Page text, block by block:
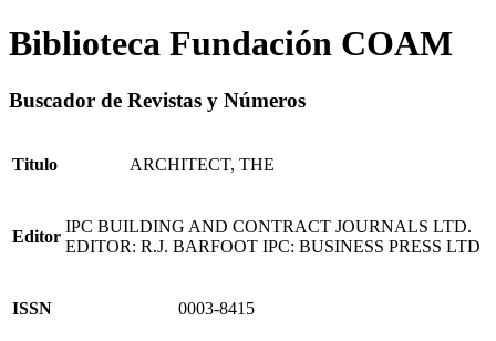
Biblioteca Fundación COAM
Buscador de Revistas y Números
Titulo ARCHITECT, THE
Editor
IPC BUILDING AND CONTRACT JOURNALS LTD.
EDITOR: R.J. BARFOOT IPC: BUSINESS PRESS LTD
ISSN 0003-8415